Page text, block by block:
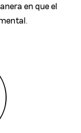
en que el